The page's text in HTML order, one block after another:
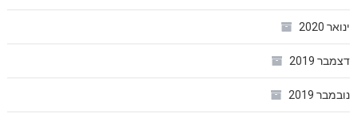
ינואר 2020
דצמבר 2019
נובמבר 2019